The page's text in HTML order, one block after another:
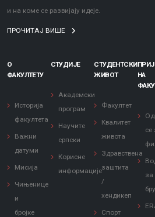
и на коме се развијају идеје.
ПРОЧИТАЈ ВИШЕ
О
ФАКУЛТЕТУ
Историја
факултета
Важни
датуми
Мисија
Чињенице
и
бројке
СТУДИЈЕ
Академски
програм
Научите
српски
Корисне
информације
СТУДЕНТСКИ
ЖИВОТ
Факултет
Квалитет
живота
Здравствена
заштита
/
хендикеп
Спорт
НА
се
за